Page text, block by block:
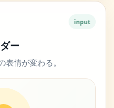
input
ー
情が変わる。